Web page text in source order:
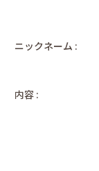
ニックネーム :
内容 :